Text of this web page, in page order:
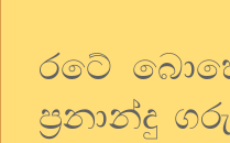
රටේ
ප්‍රනාන්දු